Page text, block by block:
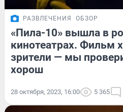
РАЗВЛЕЧЕНИЯ ОБЗОР
«Пила-10» вышла в
кинотеатрах. Фильм
зрители — мы
хорош
28 октября, 2023, 16:00 5 365